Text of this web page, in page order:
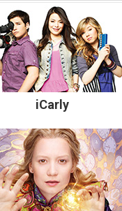
iCarly